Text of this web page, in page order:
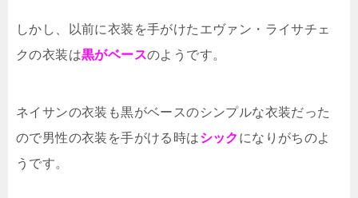
しかし、以前に衣装を手がけたエヴァン・ライサチェ
クの衣装は黒がベースのようです。
ネイサンの衣装も黒がベースのシンプルな衣装だった
ので男性の衣装を手がける時はシック になりがちのよ
うです。